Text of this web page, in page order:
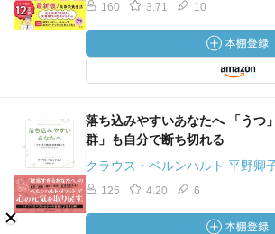
160 3.71 10
落ち込みやすいあなたへ 「うつ
群」も自分で断ち切れる
クラウス・ベルンハルト 平野卿
125 4.20 6